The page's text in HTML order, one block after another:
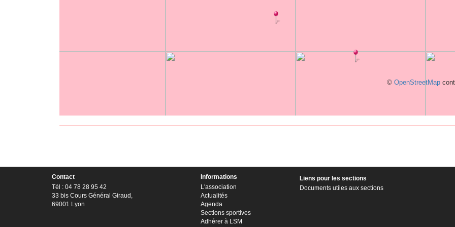
© OpenStreetMap
Contact
Tél : 04 78 28 95 42
33 bis Cours Général Giraud,
69001 Lyon
Informations
L'association
Actualités
Agenda
Sections sportives
Adhérer à LSM
Liens pour les sections
Documents utiles aux sections